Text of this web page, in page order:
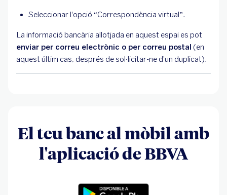
Seleccionar l'opció “Correspondència virtual”.
La informació bancària allotjada en aquest espai es pot
enviar per correu electrònic o per correu postal (en
aquest últim cas, després de sol·licitar-ne d'un duplicat).
El teu banc al mòbil amb
l'aplicació de BBVA